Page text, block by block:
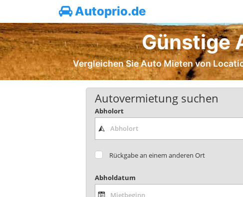
Autoprio.de
Günstige
Vergleichen Sie Auto Mieten von
Autovermietung suchen
Abholort
Rückgabe an einem anderen Ort
Abholdatum